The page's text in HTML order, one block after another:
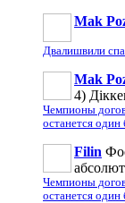
Mak
Двалишвили
Mak
4)
Чемпионы
останется один
Filin
Чемпионы
останется один